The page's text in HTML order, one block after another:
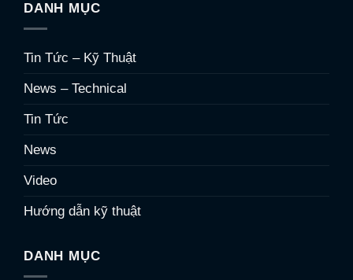
DANH MỤC
Tin Tức – Kỹ Thuật
News – Technical
Tin Tức
News
Video
Hướng dẫn kỹ thuật
DANH MỤC